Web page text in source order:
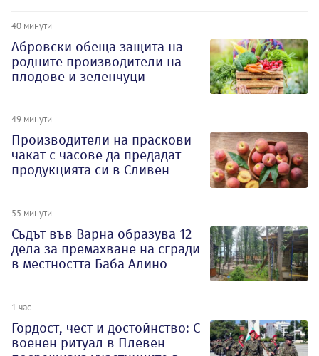
40 минути
Абровски обеща защита на
родните производители на
плодове и зеленчуци
49 минути
Производители на праскови
чакат с часове да предадат
продукцията си в Сливен
55 минути
Съдът във Варна образува 12
дела за премахване на сгради
в местността Баба Алино
1 час
Гордост, чест и достойнство: С
военен ритуал в Плевен